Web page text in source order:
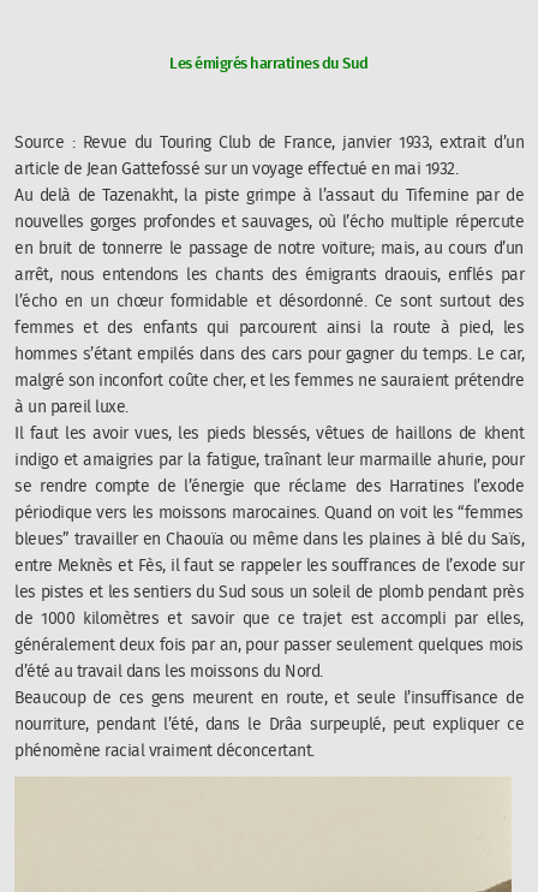
Les émigrés harratines du Sud
Source : Revue du Touring Club de France, janvier 1933, extrait d’un
article de Jean Gattefossé sur un voyage effectué en mai 1932.
Au delà de Tazenakht, la piste grimpe à l’assaut du Tifernine par de
nouvelles gorges profondes et sauvages, où l’écho multiple répercute
en bruit de tonnerre le passage de notre voiture; mais, au cours d’un
arrêt, nous entendons les chants des émigrants draouis, enflés par
l’écho en un chœur formidable et désordonné. Ce sont surtout des
femmes et des enfants qui parcourent ainsi la route à pied, les
hommes s’étant empilés dans des cars pour gagner du temps. Le car,
malgré son inconfort coûte cher, et les femmes ne sauraient prétendre
à un pareil luxe.
Il faut les avoir vues, les pieds blessés, vêtues de haillons de khent
indigo et amaigries par la fatigue, traînant leur marmaille ahurie, pour
se rendre compte de l’énergie que réclame des Harratines l’exode
périodique vers les moissons marocaines. Quand on voit les “femmes
bleues” travailler en Chaouïa ou même dans les plaines à blé du Saïs,
entre Meknès et Fès, il faut se rappeler les souffrances de l’exode sur
les pistes et les sentiers du Sud sous un soleil de plomb pendant près
de 1000 kilomètres et savoir que ce trajet est accompli par elles,
généralement deux fois par an, pour passer seulement quelques mois
d’été au travail dans les moissons du Nord.
Beaucoup de ces gens meurent en route, et seule l’insuffisance de
nourriture, pendant l’été, dans le Drâa surpeuplé, peut expliquer ce
phénomène racial vraiment déconcertant.